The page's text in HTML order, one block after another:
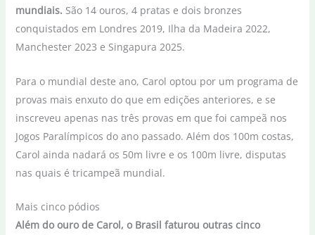
mundiais. São 14 ouros, 4 pratas e dois bronzes
conquistados em Londres 2019, Ilha da Madeira 2022,
Manchester 2023 e Singapura 2025.
Para o mundial deste ano, Carol optou por um programa de
provas mais enxuto do que em edições anteriores, e se
inscreveu apenas nas três provas em que foi campeã nos
Jogos Paralímpicos do ano passado. Além dos 100m costas,
Carol ainda nadará os 50m livre e os 100m livre, disputas
nas quais é tricampeã mundial.
Mais cinco pódios
Além do ouro de Carol, o Brasil faturou outras cinco